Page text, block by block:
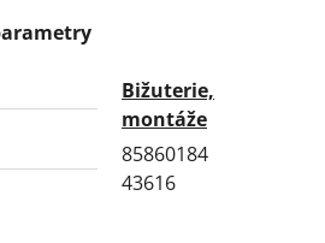
Bižuterie,
montáže
85860184
43616